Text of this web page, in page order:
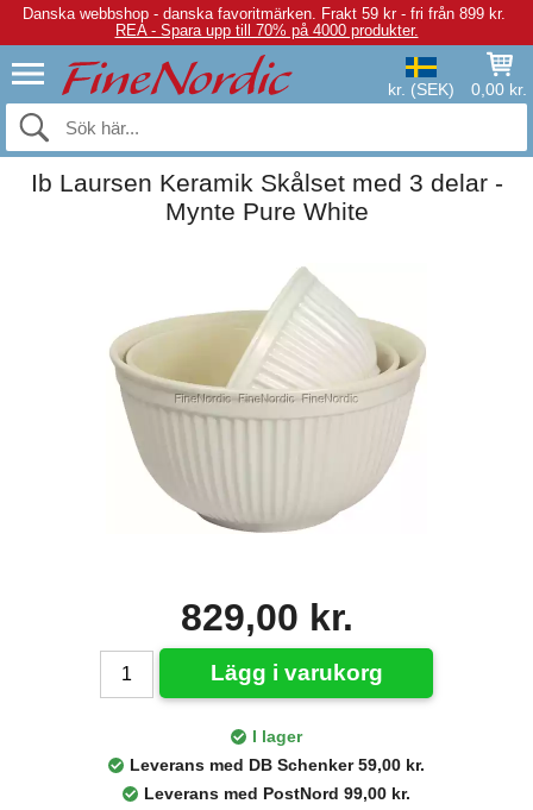
Danska webbshop - danska favoritmärken. Frakt 59 kr - fri från 899 kr.
REA - Spara upp till 70% på 4000 produkter.
kr. (SEK) 0,00 kr.
Ib Laursen Keramik Skålset med 3 delar -
Mynte Pure White
829,00 kr.
Lägg i varukorg
I lager
Leverans med DB Schenker 59,00 kr.
Leverans med PostNord 99,00 kr.